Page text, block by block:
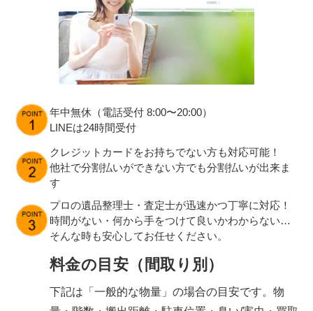
年中無休（電話受付 8:00〜20:00）
LINEは24時間受付
クレジットカードをお持ちでない方も対応可能！
他社で分割払いができない方でも分割払いが出来ま
す
プロの遺品整理士・査定士が迅速かつ丁寧に対応！
時間がない・何から手をつけて良いかわからない…
そんな時も安心してお任せください。
料金の目安（間取り別）
下記は「一般的な物量」の場合の目安です。物